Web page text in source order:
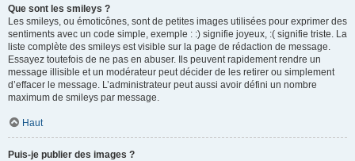
Que sont les smileys ?
Les smileys, ou émoticônes, sont de petites images utilisées pour exprimer des
sentiments avec un code simple, exemple : :) signifie joyeux, :( signifie triste. La
liste complète des smileys est visible sur la page de rédaction de message.
Essayez toutefois de ne pas en abuser. Ils peuvent rapidement rendre un
message illisible et un modérateur peut décider de les retirer ou simplement
d’effacer le message. L’administrateur peut aussi avoir défini un nombre
maximum de smileys par message.
Haut
Puis-je publier des images ?